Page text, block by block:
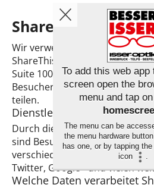
Diese
verwendet
um die
zu erhöhen.
ShareThis
Wir verwenden auf dieser
ShareThis der Firma ShareThis
Suite 100, Palo Alto, 94304
Besuchern zu ermöglichen
teilen.
Dienstleistungen von
Durch die Nutzung der Social
sind Besucher in der Lage
verschiedenen Sozialen
Twitter, Google+ und vielen
Welche Daten verarbeitet
To add this web app
screen open the
menu and tap on
The menu can be
the menu hardware
has one, or by tapping
icon
.